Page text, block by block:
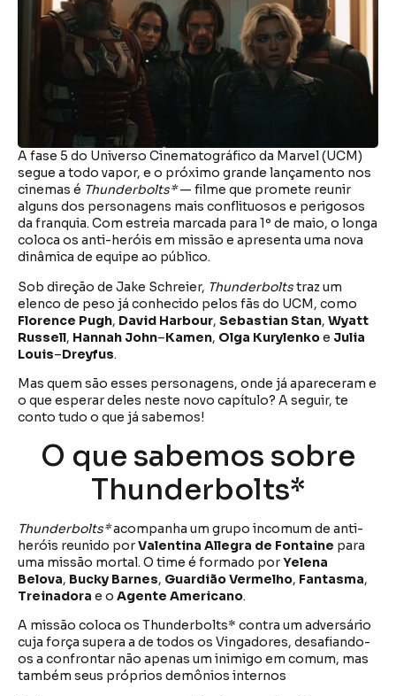
A fase 5 do Universo Cinematográfico da Marvel (UCM)
segue a todo vapor, e o próximo grande lançamento nos
cinemas é Thunderbolts*— filme que promete reunir
alguns dos personagens mais conflituosos e perigosos
da franquia. Com estreia marcada para 1º de maio, o longa
coloca os anti-heróis em missão e apresenta uma nova
dinâmica de equipe ao público.
Sob direção de Jake Schreier, Thunderboltstraz um
elenco de peso já conhecido pelos fãs do UCM, como
Florence Pugh, David Harbour, Sebastian Stan, Wyatt
Russell, Hannah John–Kamen, Olga Kurylenkoe Julia
Louis–Dreyfus.
Mas quem são esses personagens, onde já apareceram e
o que esperar deles neste novo capítulo? A seguir, te
conto tudo o que já sabemos!
O que sabemos sobre
Thunderbolts*
Thunderbolts*acompanha um grupo incomum de anti-
heróis reunido porValentina Allegra de Fontaine para
uma missão mortal. O time é formado porYelena
Belova, Bucky Barnes, Guardião Vermelho, Fantasma,
Treinadora e o Agente Americano.
A missão coloca os Thunderbolts* contra um adversário
cuja força supera a de todos os Vingadores, desafiando-
os a confrontar não apenas um inimigo em comum, mas
também seus próprios demônios internos